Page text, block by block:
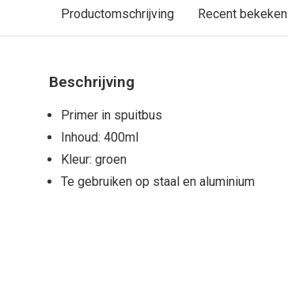
Productomschrijving Recent bekeken
Beschrijving
Primer in spuitbus
Inhoud: 400ml
Kleur: groen
Te gebruiken op staal en aluminium